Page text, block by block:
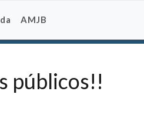
AMJB
públicos!!